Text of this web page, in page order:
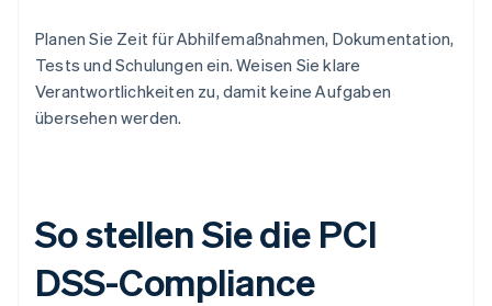
Planen Sie Zeit für Abhilfemaßnahmen, Dokumentation,
Tests und Schulungen ein. Weisen Sie klare
Verantwortlichkeiten zu, damit keine Aufgaben
übersehen werden.
So stellen Sie die PCI
DSS-Compliance